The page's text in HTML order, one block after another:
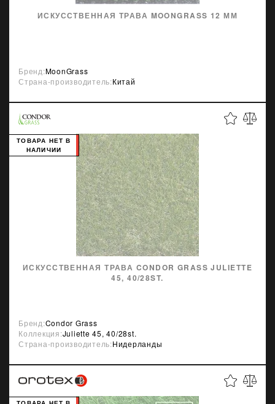
ИСКУССТВЕННАЯ ТРАВА MOONGRASS 12 ММ
Бренд:MoonGrass
Страна-производитель:Китай
ИСКУССТВЕННАЯ ТРАВА CONDOR GRASS JULIETTE
45, 40/28ST.
ТОВАРА НЕТ В
НАЛИЧИИ
Бренд:Condor Grass
Коллекция:Juliette 45, 40/28st.
Страна-производитель:Нидерланды